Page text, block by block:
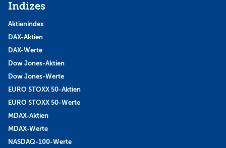
Indizes
Aktienindex
DAX-Aktien
DAX-Werte
Dow Jones-Aktien
Dow Jones-Werte
EURO STOXX 50-Aktien
EURO STOXX 50-Werte
MDAX-Aktien
MDAX-Werte
NASDAQ-100-Werte